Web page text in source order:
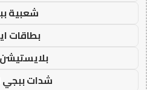
شعبية
بطاقات
شدات